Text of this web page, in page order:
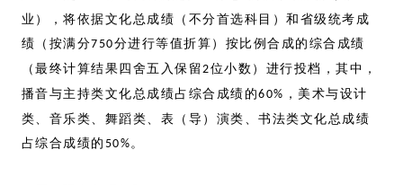
业），将依据文化总成绩（不分首选科目）和省级统考成
绩（按满分750分进行等值折算）按比例合成的综合成绩
（最终计算结果四舍五入保留2位小数）进行投档，其中，
播音与主持类文化总成绩占综合成绩的60% ，美术与设计
类、音乐类、舞蹈类、表（导）演类、书法类文化总成绩
占综合成绩的 50%。